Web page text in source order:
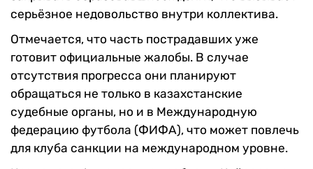
серьёзное недовольство внутри коллектива.
Отмечается, что часть пострадавших уже
готовит официальные жалобы. В случае
отсутствия прогресса они планируют
обращаться не только в казахстанские
судебные органы, но и в Международную
федерацию футбола (ФИФА), что может повлечь
для клуба санкции на международном уровне.